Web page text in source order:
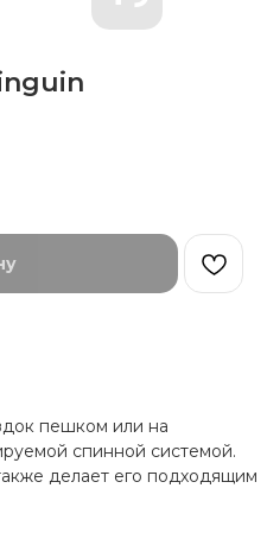
пешком или на
спинной системой.
делает его подходящим